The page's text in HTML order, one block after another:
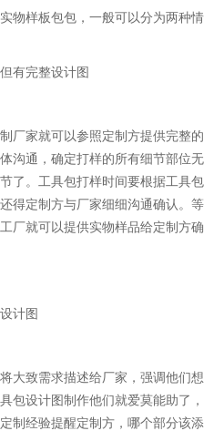
实物样板包包，一般可以分为两种情
有完整设计图
家就可以参照定制方提供完整的
沟通，确定打样的所有细节部位无
了。工具包打样时间要根据工具包
得定制方与厂家细细沟通确认。等
厂就可以提供实物样品给定制方确
计图
致需求描述给厂家，强调他们想
包设计图制作他们就爱莫能助了，
制经验提醒定制方，哪个部分该添